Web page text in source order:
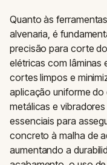
Quanto às
alvenaria, é
precisão para corte
elétricas com lâminas
cortes limpos e
aplicação uniforme
metálicas e
essenciais para
concreto à malha de
aumentando a